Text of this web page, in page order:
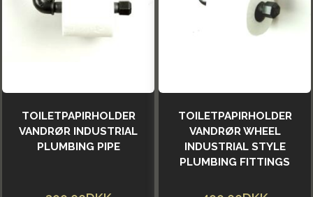
TOILETPAPIRHOLDER
VANDRØR INDUSTRIAL
PLUMBING PIPE
TOILETPAPIRHOLDER
VANDRØR WHEEL
INDUSTRIAL STYLE
PLUMBING FITTINGS